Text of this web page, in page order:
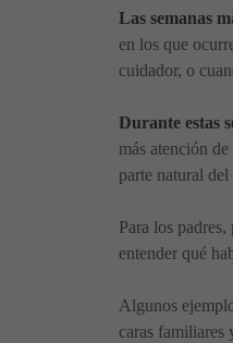
Las semanas
en los que
cuidador, o
Durante estas
más atención
parte natural
Para los
entender qué
Algunos
caras familiares